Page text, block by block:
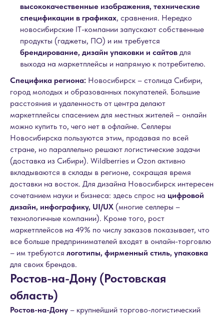
высококачественные изображения, технические
спецификации в графиках, сравнения. Нередко
новосибирские IT-компании запускают собственные
продукты (гаджеты, ПО) и им требуется
брендирование, дизайн упаковки и сайтов для
выхода на маркетплейсы и напрямую к потребителю.
Специфика региона: Новосибирск – столица Сибири,
город молодых и образованных покупателей. Большие
расстояния и удаленность от центра делают
маркетплейсы спасением для местных жителей – онлайн
можно купить то, чего нет в офлайне. Селлеры
Новосибирска пользуются этим, продавая по всей
стране, но параллельно решают логистические задачи
(доставка из Сибири). Wildberries и Ozon активно
вкладываются в склады в регионе, сокращая время
доставки на восток. Для дизайна Новосибирск интересен
сочетанием науки и бизнеса: здесь спрос на цифровой
дизайн, инфографику, UI/UX (многие селлеры –
технологичные компании). Кроме того, рост
маркетплейсов на 49% по числу заказов показывает, что
все больше предпринимателей входят в онлайн-торговлю
– им требуются логотипы, фирменный стиль, упаковка
для своих брендов.
Ростов-на-Дону (Ростовская
область)
Ростов-на-Дону – крупнейший торгово-логистический